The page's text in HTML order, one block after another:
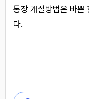
통장 개설방법은 바쁜
다.